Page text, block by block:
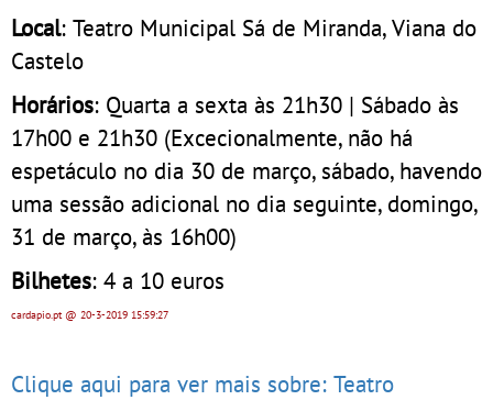
Local: Teatro Municipal Sá de Miranda, Viana do
Castelo
Horários: Quarta a sexta às 21h30 | Sábado às
17h00 e 21h30 (Excecionalmente, não há
espetáculo no dia 30 de março, sábado, havendo
uma sessão adicional no dia seguinte, domingo,
31 de março, às 16h00)
Bilhetes: 4 a 10 euros
cardapio.pt@ 20-3-2019 15:59:27
Clique aqui para ver mais sobre: Teatro